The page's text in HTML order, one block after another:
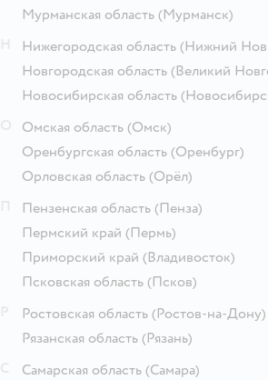
Мурманская область (Мурманск)
Нижегородская область (Нижний
Новгородская область (Великий
Новосибирская область
Омская область (Омск)
Оренбургская область (Оренбург)
Орловская область (Орёл)
Пензенская область (Пенза)
Пермский край (Пермь)
Приморский край (Владивосток)
Псковская область (Псков)
Ростовская область (Ростов-на-Дону)
Рязанская область (Рязань)
Самарская область (Самара)